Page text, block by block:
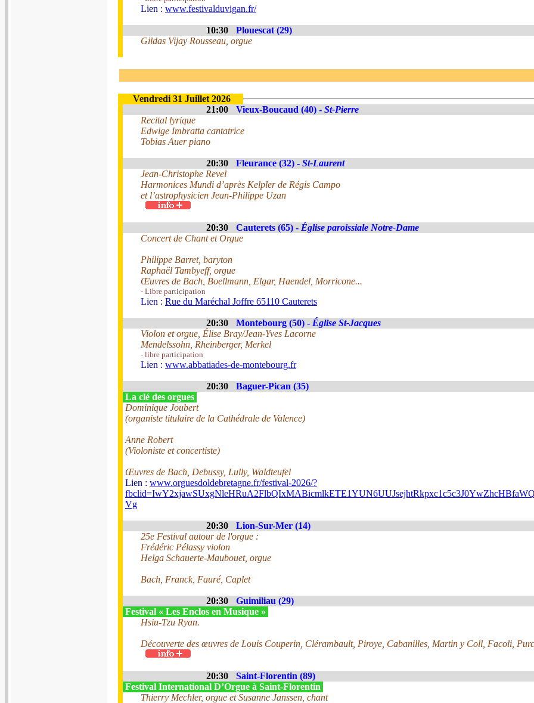
Lien : www.festivalduvigan.fr/
10:30
Plouescat (29)
Gildas Vijay Rousseau, orgue
Vendredi 31 Juillet 2026
21:00
Vieux-Boucaud (40) - St-Pierre
Recital lyrique
Edwige Imbratta cantatrice
Tobias Auer piano
20:30 Fleurance (32) - St-Laurent
Jean-Christophe Revel
Harmonices Mundi d’après Kelpler de Régis Campo
et l’astrophysicien Jean-Philippe Uzan
20:30 Cauterets (65) - Église paroissiale Notre-Dame
Concert de Chant et Orgue
Philippe Barret, baryton
Raphaël Tambyeff, orgue
Œuvres de Bach, Boellmann, Elgar, Haendel, Morricone...
- Libre participation
Lien : Rue du Maréchal Joffre 65110 Cauterets
20:30 Montebourg (50) - Église St-Jacques
Violon et orgue, Élise Bray/Jean-Yves Lacorne
Mendelssohn, Rheinberger, Merkel
- libre participation
Lien : www.abbatiades-de-montebourg.fr
20:30
Baguer-Pican (35)
La clé des orgues
Dominique Joubert
(organiste titulaire de la Cathédrale de Valence)
Anne Robert
(Violoniste et concertiste)
Œuvres de Bach, Debussy, Lully, Waldteufel
Lien : www.orguesdoldebretagne.fr/festival-2026/?
Vg
20:30
Lion-Sur-Mer (14)
25e Festival autour de l'orgue :
Frédéric Pélassy violon
Helga Schauerte-Maubouet, orgue
Bach, Franck, Fauré, Caplet
20:30
Guimiliau (29)
Festival « Les Enclos en Musique »
Hsiu-Tzu Ryan.
Découverte des œuvres de Louis Couperin, Clérambault, Piroye, Cabanilles, Martin y Coll, Facoli,
20:30
Saint-Florentin (89)
Festival International D’Orgue à Saint-Florentin
Thierry Mechler, orgue et Susanne Janssen, chant